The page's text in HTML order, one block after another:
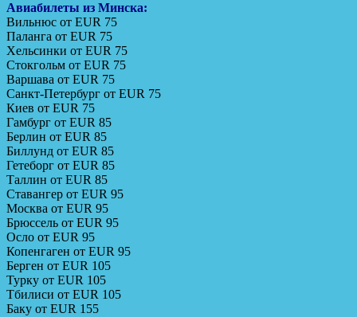
Авиабилеты из Минска:
Вильнюс от EUR 75
Паланга от EUR 75
Хельсинки от EUR 75
Стокгольм от EUR 75
Варшава от EUR 75
Санкт-Петербург от EUR 75
Киев от EUR 75
Гамбург от EUR 85
Берлин от EUR 85
Биллунд от EUR 85
Гетеборг от EUR 85
Таллин от EUR 85
Ставангер от EUR 95
Москва от EUR 95
Брюссель от EUR 95
Осло от EUR 95
Копенгаген от EUR 95
Берген от EUR 105
Турку от EUR 105
Тбилиси от EUR 105
Баку от EUR 155